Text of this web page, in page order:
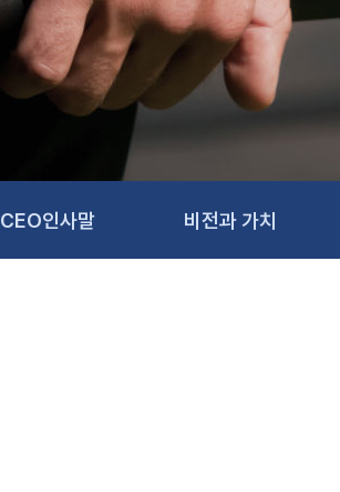
CEO인사말 비전과 가치